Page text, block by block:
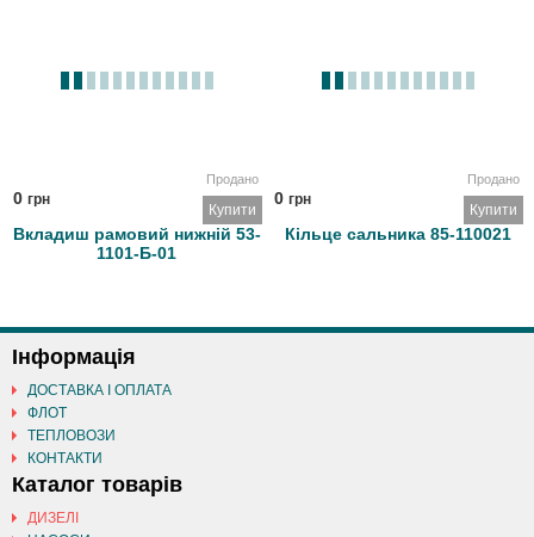
Продано
0 грн
Купити
Вкладиш рамовий нижній 53-
1101-Б-01
Продано
0 грн
Купити
Кільце сальника 85-110021
Інформація
ДОСТАВКА І ОПЛАТА
ФЛОТ
ТЕПЛОВОЗИ
КОНТАКТИ
Каталог товарів
ДИЗЕЛІ